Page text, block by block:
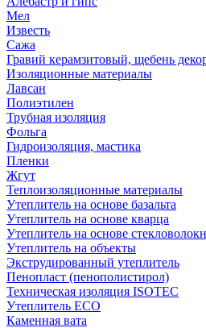
Мел
Известь
Сажа
Гравий керамзитовый, щебень
Изоляционные материалы
Лавсан
Полиэтилен
Трубная изоляция
Фольга
Гидроизоляция, мастика
Пленки
Жгут
Теплоизоляционные материалы
Утеплитель на основе базальта
Утеплитель на основе кварца
Утеплитель на основе
Утеплитель на объекты
Экструдированный утеплитель
Пенопласт (пенополистирол)
Техническая изоляция ISOTEC
Утеплитель ECO
Каменная вата